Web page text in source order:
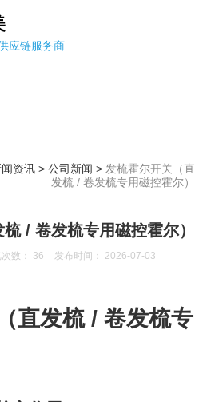
应链服务商
闻资讯 > 公司新闻 > 发梳霍尔开关（直
发梳 / 卷发梳专用磁控霍尔）
/ 卷发梳专用磁控霍尔）
数： 36 发布时间： 2026-07-03
直发梳 / 卷发梳专